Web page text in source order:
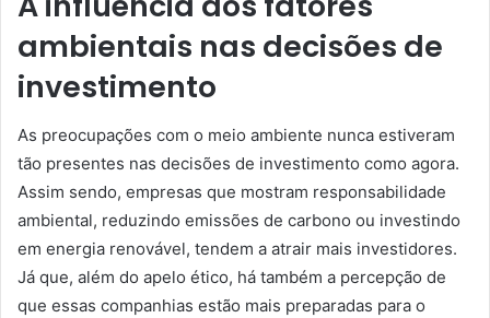
ambientais nas decisões de
investimento
As preocupações com o meio ambiente nunca estiveram
tão presentes nas decisões de investimento como agora.
Assim sendo, empresas que mostram responsabilidade
ambiental, reduzindo emissões de carbono ou investindo
em energia renovável, tendem a atrair mais investidores.
Já que, além do apelo ético, há também a percepção de
que essas companhias estão mais preparadas para o